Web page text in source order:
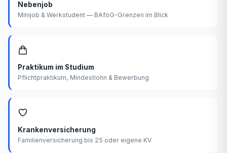
Nebenjob
Minijob & Werkstudent — BAföG-Grenzen im Blick
Praktikum im Studium
Pflichtpraktikum, Mindestlohn & Bewerbung
Krankenversicherung
Familienversicherung bis 25 oder eigene KV